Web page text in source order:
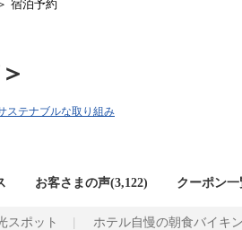
宿泊予約
ステナブルな取り組み
お客さまの声(3,122) クーポン一
スポット ホテル自慢の朝食バイキ